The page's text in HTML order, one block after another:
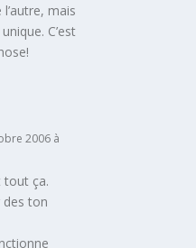
l’autre, mais
C’est
2006 à
tout ça.
des ton